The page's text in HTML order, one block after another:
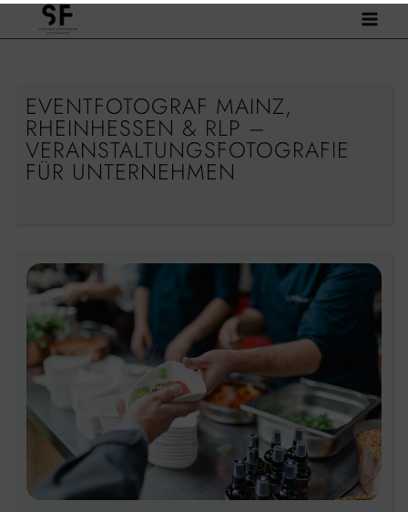
Zum
Inhalt
EVENTFOTOGRAF MAINZ,
RHEINHESSEN & RLP –
VERANSTALTUNGSFOTOGRAFIE
FÜR UNTERNEHMEN